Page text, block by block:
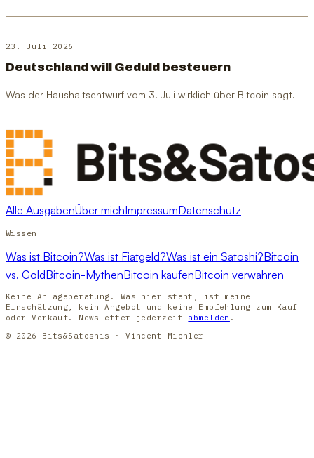
23. Juli 2026
Deutschland will Geduld besteuern
Was der Haushaltsentwurf vom 3. Juli wirklich über Bitcoin sagt.
Alle AusgabenÜber michImpressumDatenschutz
Wissen
Was ist Bitcoin?Was ist Fiatgeld?Was ist ein Satoshi?Bitcoin
vs. GoldBitcoin-MythenBitcoin kaufenBitcoin verwahren
Keine Anlageberatung. Was hier steht, ist meine
Einschätzung, kein Angebot und keine Empfehlung zum Kauf
oder Verkauf. Newsletter jederzeit abmelden .
© 2026 Bits&Satoshis · Vincent Michler